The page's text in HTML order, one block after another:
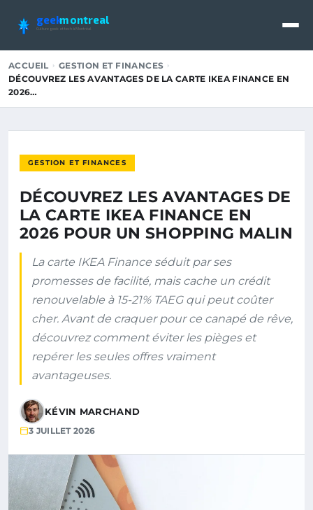
geekmontreal
Culture geek et tech à Montréal
ACCUEIL
GESTION ET FINANCES
DÉCOUVREZ LES AVANTAGES DE LA CARTE IKEA FINANCE EN
2026…
GESTION ET FINANCES
DÉCOUVREZ LES AVANTAGES DE
LA CARTE IKEA FINANCE EN
2026 POUR UN SHOPPING MALIN
La carte IKEA Finance séduit par ses
promesses de facilité, mais cache un crédit
renouvelable à 15-21% TAEG qui peut coûter
cher. Avant de craquer pour ce canapé de rêve,
découvrez comment éviter les pièges et
repérer les seules offres vraiment
avantageuses.
KÉVIN MARCHAND
3 JUILLET 2026